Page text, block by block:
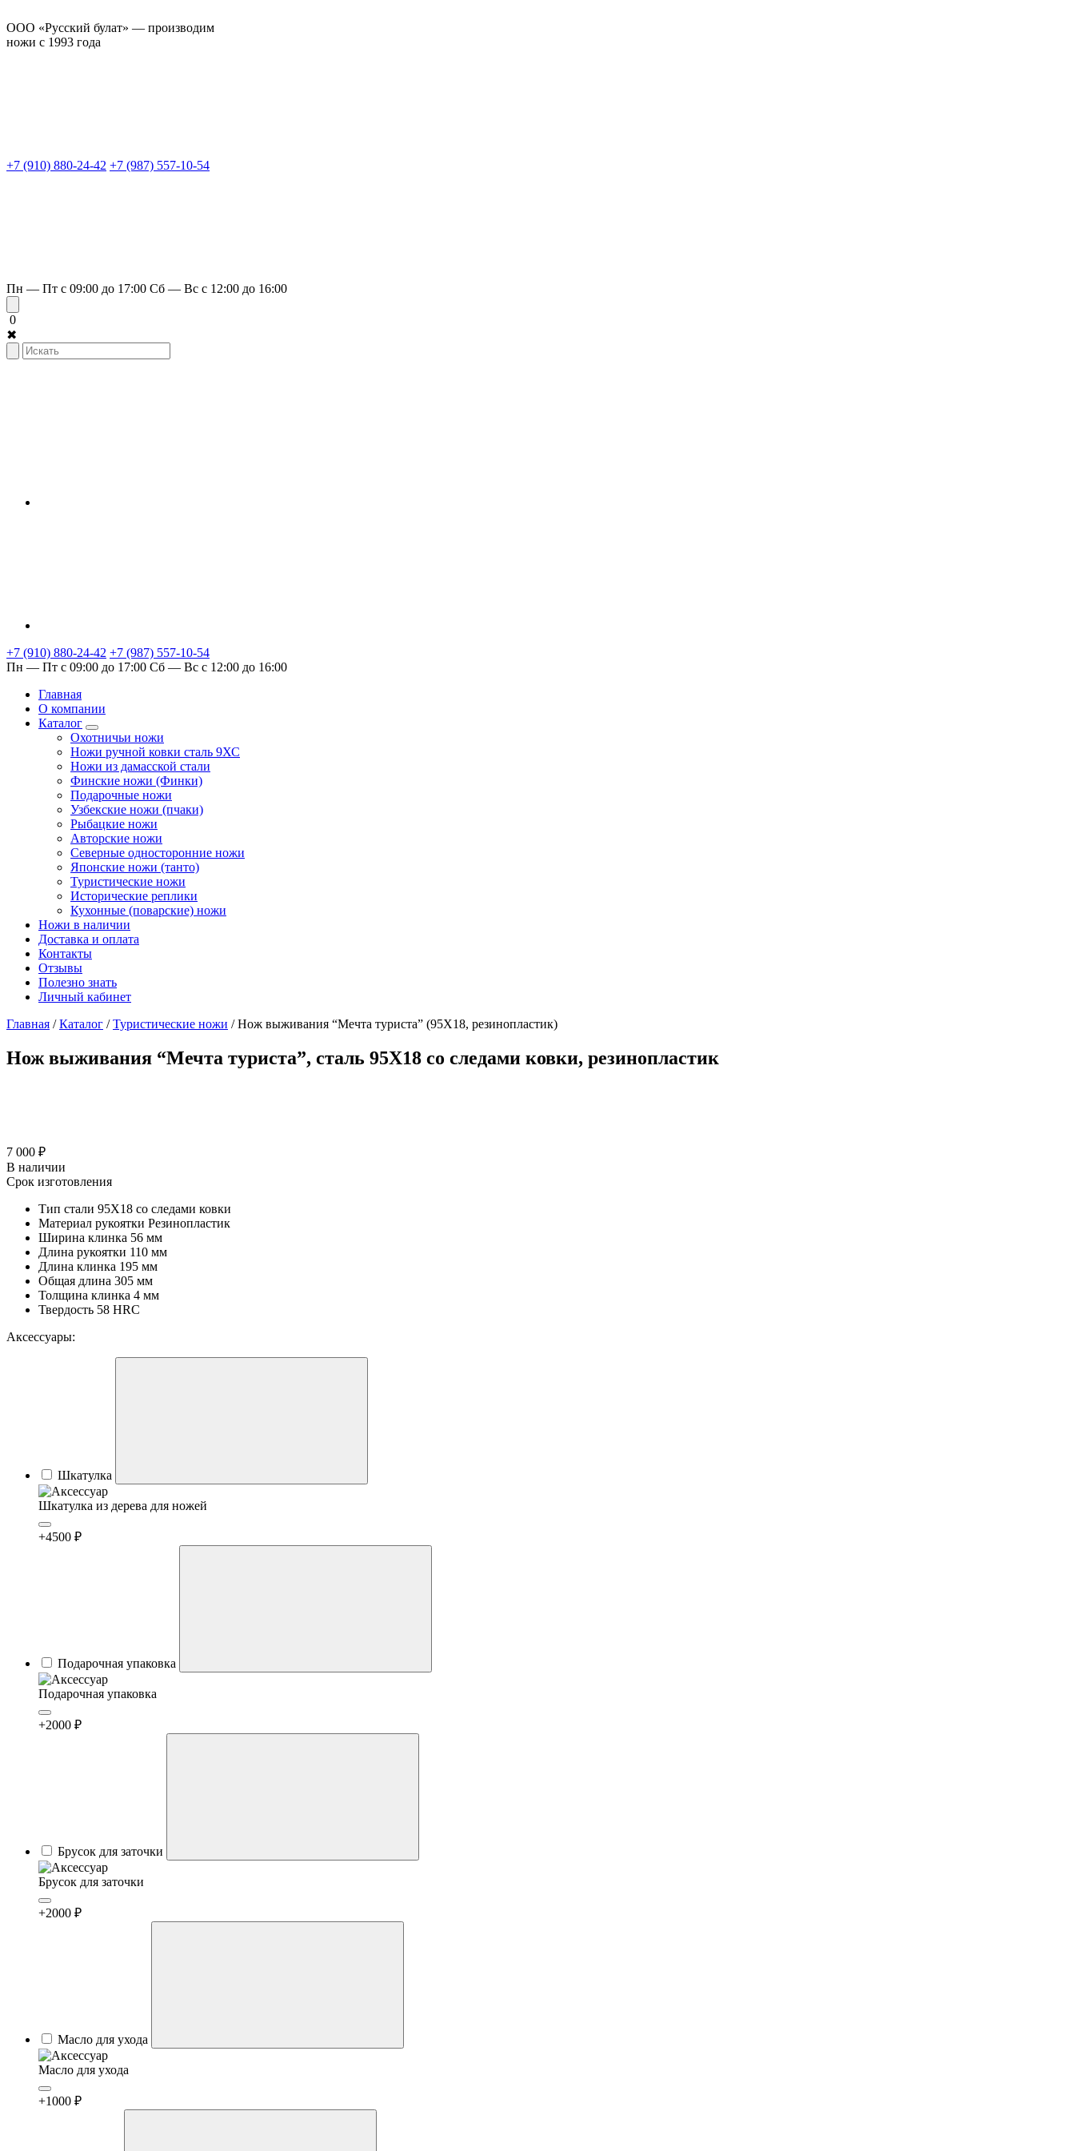
ООО «Русский булат» — производим
ножи с 1993 года
+7 (910) 880-24-42 +7 (987) 557-10-54
Пн — Пт с 09:00 до 17:00 Сб — Вс с 12:00 до 16:00
0
✖
+7 (910) 880-24-42 +7 (987) 557-10-54
Пн — Пт с 09:00 до 17:00 Сб — Вс с 12:00 до 16:00
Главная
О компании
Каталог
Охотничьи ножи
Ножи ручной ковки сталь 9ХС
Ножи из дамасской стали
Финские ножи (Финки)
Подарочные ножи
Узбекские ножи (пчаки)
Рыбацкие ножи
Авторские ножи
Северные односторонние ножи
Японские ножи (танто)
Туристические ножи
Исторические реплики
Кухонные (поварские) ножи
Ножи в наличии
Доставка и оплата
Контакты
Отзывы
Полезно знать
Личный кабинет
Главная /Каталог /Туристические ножи /Нож выживания “Мечта туриста” (95Х18, резинопластик)
Нож выживания “Мечта туриста”, сталь 95Х18 со следами ковки, резинопластик
7 000 ₽
В наличии
Срок изготовления
Тип стали 95Х18 со следами ковки
Материал рукоятки Резинопластик
Ширина клинка 56 мм
Длина рукоятки 110 мм
Длина клинка 195 мм
Общая длина 305 мм
Толщина клинка 4 мм
Твердость 58 HRC
Аксессуары:
Шкатулка
Шкатулка из дерева для ножей
+4500 ₽
Подарочная упаковка
Подарочная упаковка
+2000 ₽
Брусок для заточки
Брусок для заточки
+2000 ₽
Масло для ухода
Масло для ухода
+1000 ₽